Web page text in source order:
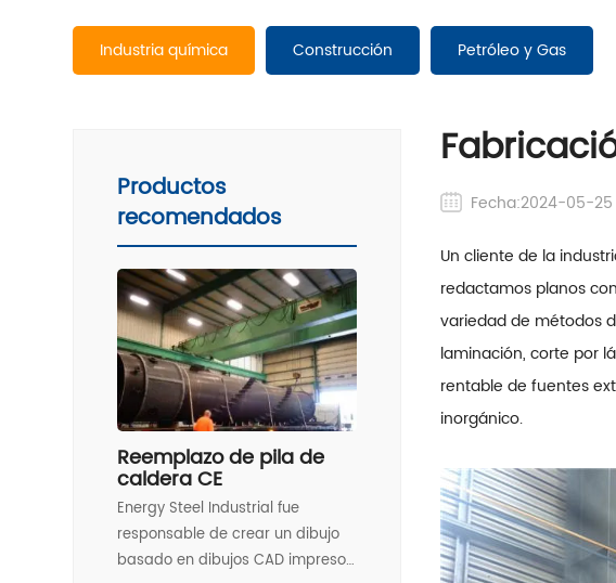
Industria química Construcción Petróleo y Gas
Productos
recomendados
Reemplazo de pila de
caldera CE
Energy Steel Industrial fue
responsable de crear un dibujo
basado en dibujos CAD impresos
Fecha:2024-05-25
Un cliente de la
redactamos planos
variedad de métodos
laminación, corte por
rentable de fuentes
inorgánico.